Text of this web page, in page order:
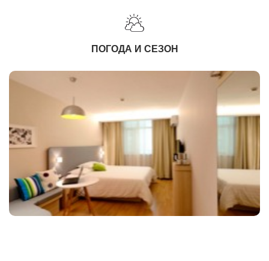
ПОГОДА И СЕЗОН